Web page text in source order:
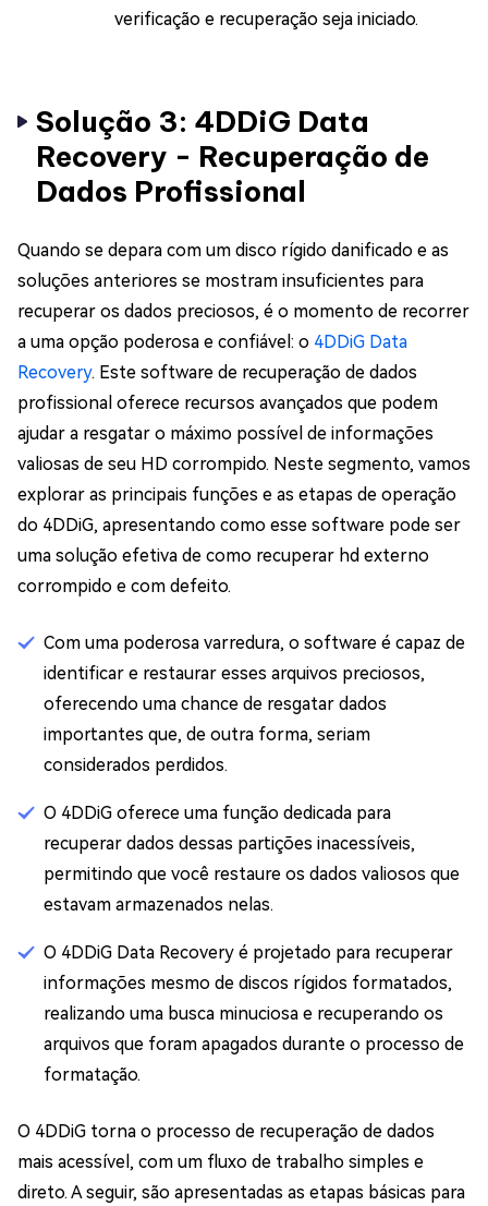
verificação e recuperação seja iniciado.
Solução 3: 4DDiG Data
Recovery - Recuperação de
Dados Profissional
Quando se depara com um disco rígido danificado e as
soluções anteriores se mostram insuficientes para
recuperar os dados preciosos, é o momento de recorrer
a uma opção poderosa e confiável: o 4DDiG Data
Recovery. Este software de recuperação de dados
profissional oferece recursos avançados que podem
ajudar a resgatar o máximo possível de informações
valiosas de seu HD corrompido. Neste segmento, vamos
explorar as principais funções e as etapas de operação
do 4DDiG, apresentando como esse software pode ser
uma solução efetiva de como recuperar hd externo
corrompido e com defeito.
Com uma poderosa varredura, o software é capaz de
identificar e restaurar esses arquivos preciosos,
oferecendo uma chance de resgatar dados
importantes que, de outra forma, seriam
considerados perdidos.
O 4DDiG oferece uma função dedicada para
recuperar dados dessas partições inacessíveis,
permitindo que você restaure os dados valiosos que
estavam armazenados nelas.
O 4DDiG Data Recovery é projetado para recuperar
informações mesmo de discos rígidos formatados,
realizando uma busca minuciosa e recuperando os
arquivos que foram apagados durante o processo de
formatação.
O 4DDiG torna o processo de recuperação de dados
mais acessível, com um fluxo de trabalho simples e
direto. A seguir, são apresentadas as etapas básicas para